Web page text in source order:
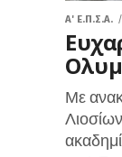
A' Ε.Π.Σ.Α.
Με